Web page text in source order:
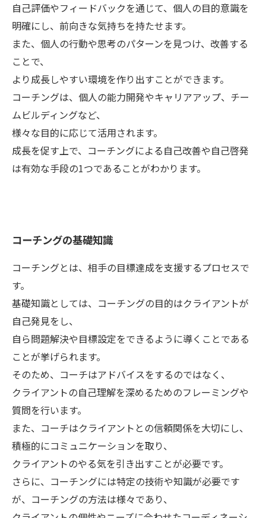
自己評価やフィードバックを通じて、個人の目的意識を
明確にし、前向きな気持ちを持たせます。
また、個人の行動や思考のパターンを見つけ、改善する
ことで、
より成長しやすい環境を作り出すことができます。
コーチングは、個人の能力開発やキャリアアップ、チー
ムビルディングなど、
様々な目的に応じて活用されます。
成長を促す上で、コーチングによる自己改善や自己啓発
は有効な手段の1つであることがわかります。
コーチングの基礎知識
コーチングとは、相手の目標達成を支援するプロセスで
す。
基礎知識としては、コーチングの目的はクライアントが
自己発見をし、
自ら問題解決や目標設定をできるように導くことである
ことが挙げられます。
そのため、コーチはアドバイスをするのではなく、
クライアントの自己理解を深めるためのフレーミングや
質問を行います。
また、コーチはクライアントとの信頼関係を大切にし、
積極的にコミュニケーションを取り、
クライアントのやる気を引き出すことが必要です。
さらに、コーチングには特定の技術や知識が必要です
が、コーチングの方法は様々であり、